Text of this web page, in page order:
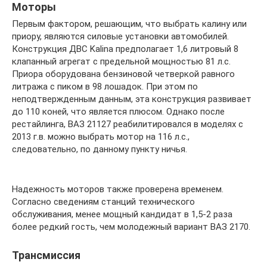
Моторы
Первым фактором, решающим, что выбрать калину или
приору, являются силовые установки автомобилей.
Конструкция ДВС Kalina предполагает 1,6 литровый 8
клапанный агрегат с предельной мощностью 81 л.с.
Приора оборудована бензиновой четверкой равного
литража с пиком в 98 лошадок. При этом по
неподтвержденным данным, эта конструкция развивает
до 110 коней, что является плюсом. Однако после
рестайлинга, ВАЗ 21127 реабилитировался в моделях с
2013 г.в. можно выбрать мотор на 116 л.с.,
следовательно, по данному пункту ничья.
Надежность моторов также проверена временем.
Согласно сведениям станций технического
обслуживания, менее мощный кандидат в 1,5-2 раза
более редкий гость, чем молодежный вариант ВАЗ 2170.
Трансмиссия